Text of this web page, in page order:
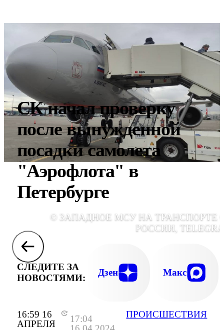
16:59 16
АПРЕЛЯ
17:04
ПРОИСШЕСТВИЯ
СК начал проверку
после вынужденной
посадки самолета
"Аэрофлота" в
Петербурге
© ЗАПАДНОЕ МСУ НА ТРАНСПОРТЕ
РОССИИ,
СЛЕДИТЕ ЗА
НОВОСТЯМИ:
Дзен Макс